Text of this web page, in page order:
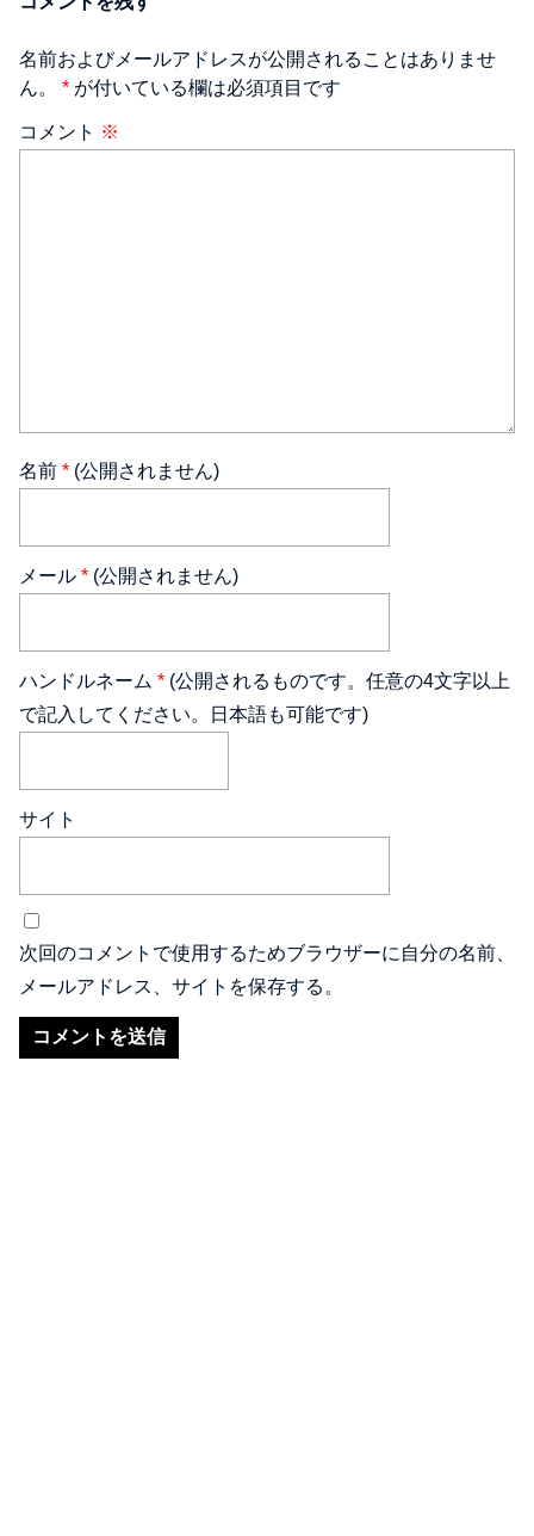
名前およびメールアドレスが公開されることはありませ
ん。 * が付いている欄は必須項目です
コメント ※
名前 * (公開されません)
メール * (公開されません)
ハンドルネーム * (公開されるものです。任意の4文字以上
で記入してください。日本語も可能です)
サイト
次回のコメントで使用するためブラウザーに自分の名前、
メールアドレス、サイトを保存する。